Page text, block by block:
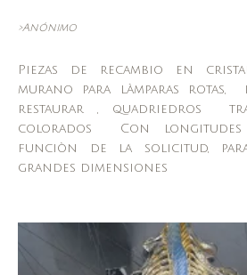
>Anónimo
Piezas de recambio en
murano para làmparas rotas,
restaurar , quadriedros
colorados Con longitudes
funciòn de la solicitud, para
grandes dimensiones